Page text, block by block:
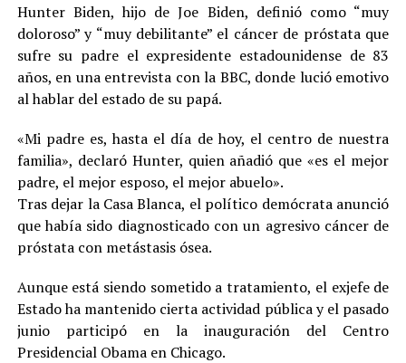
Hunter Biden, hijo de Joe Biden, definió como “muy
doloroso” y “muy debilitante” el cáncer de próstata que
sufre su padre el expresidente estadounidense de 83
años, en una entrevista con la BBC, donde lució emotivo
al hablar del estado de su papá.
«Mi padre es, hasta el día de hoy, el centro de nuestra
familia», declaró Hunter, quien añadió que «es el mejor
padre, el mejor esposo, el mejor abuelo».
Tras dejar la Casa Blanca, el político demócrata anunció
que había sido diagnosticado con un agresivo cáncer de
próstata con metástasis ósea.
Aunque está siendo sometido a tratamiento, el exjefe de
Estado ha mantenido cierta actividad pública y el pasado
junio participó en la inauguración del Centro
Presidencial Obama en Chicago.